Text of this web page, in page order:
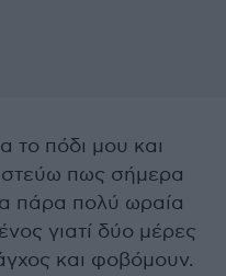
το πόδι μου και
πως σήμερα
πάρα πολύ ωραία
γιατί δύο μέρες
και φοβόμουν.